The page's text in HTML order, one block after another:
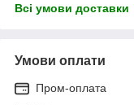
Всі умови доставки
Умови оплати
Пром-оплата